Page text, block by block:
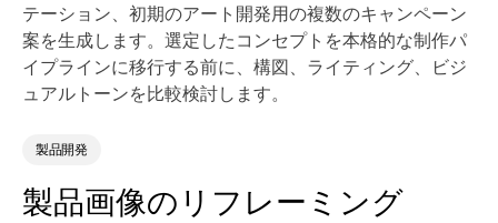
テーション、初期のアート開発用の複数のキャンペーン
案を生成します。選定したコンセプトを本格的な制作パ
イプラインに移行する前に、構図、ライティング、ビジ
ュアルトーンを比較検討します。
製品開発
製品画像のリフレーミング